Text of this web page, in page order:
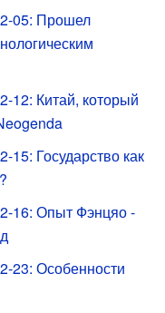
05: Прошел
12: Китай, который
Государство как
16: Опыт Фэнцяо -
23: Особенности